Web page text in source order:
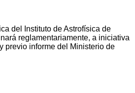
del Instituto de Astrofísica de
reglamentariamente, a iniciativa
previo informe del Ministerio de